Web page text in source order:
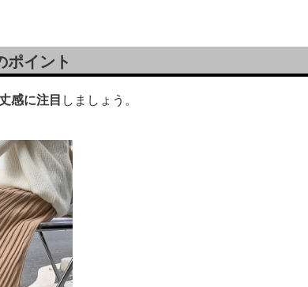
ポイント
感に注目 しましょう。